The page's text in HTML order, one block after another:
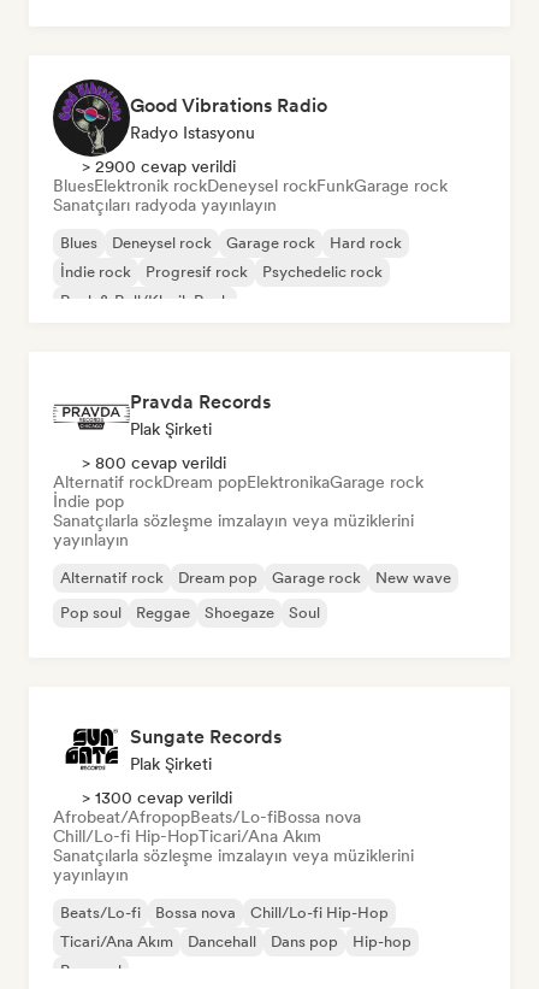
Good Vibrations Radio
Radyo Istasyonu
> 2900 cevap verildi
BluesElektronik rockDeneysel rockFunkGarage rock
Sanatçıları radyoda yayınlayın
Blues Deneysel rock Garage rock
Hard rock
İndie rock
Progresif rock
Psychedelic rock
Rock & Roll/Klasik Rock
Pravda Records
Plak Şirketi
> 800 cevap verildi
Alternatif rockDream popElektronikaGarage rock
İndie pop
Sanatçılarla sözleşme imzalayın veya müziklerini
yayınlayın
Alternatif rock Dream pop Garage rock
New wave
Pop soul
Reggae Shoegaze Soul
Sungate Records
Plak Şirketi
> 1300 cevap verildi
Afrobeat/AfropopBeats/Lo-fiBossa nova
Chill/Lo-fi Hip-HopTicari/Ana Akım
Sanatçılarla sözleşme imzalayın veya müziklerini
yayınlayın
Beats/Lo-fi Bossa nova
Chill/Lo-fi Hip-Hop
Ticari/Ana Akım
Dancehall Dans pop
Hip-hop
Pop soul